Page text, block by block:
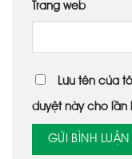
Trang web
Lưu tên của
duyệt này cho lần